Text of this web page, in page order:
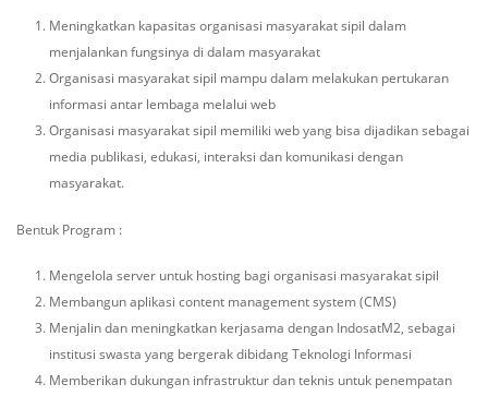
Meningkatkan kapasitas organisasi masyarakat sipil dalam
menjalankan fungsinya di dalam masyarakat
Organisasi masyarakat sipil mampu dalam melakukan pertukaran
informasi antar lembaga melalui web
Organisasi masyarakat sipil memiliki web yang bisa dijadikan sebagai
media publikasi, edukasi, interaksi dan komunikasi dengan
masyarakat.
Bentuk Program :
Mengelola server untuk hosting bagi organisasi masyarakat sipil
Membangun aplikasi content management system (CMS)
Menjalin dan meningkatkan kerjasama dengan IndosatM2, sebagai
institusi swasta yang bergerak dibidang Teknologi Informasi
Memberikan dukungan infrastruktur dan teknis untuk penempatan